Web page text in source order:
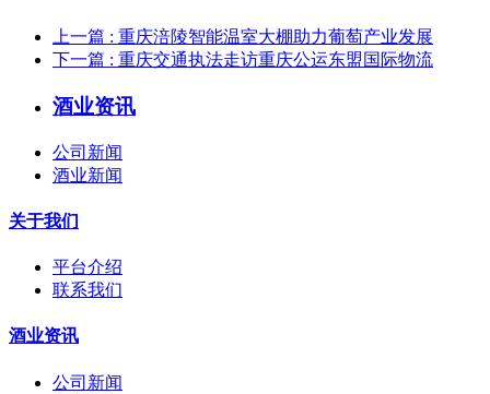
上一篇 : 重庆涪陵智能温室大棚助力葡萄产业发展
下一篇 : 重庆交通执法走访重庆公运东盟国际物流
酒业资讯
公司新闻
酒业新闻
关于我们
平台介绍
联系我们
酒业资讯
公司新闻